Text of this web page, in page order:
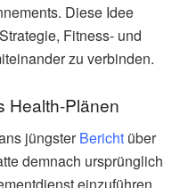
Diese Idee
Fitness- und
zu verbinden.
Health-Plänen
jüngsterBericht über
demnach ursprünglich